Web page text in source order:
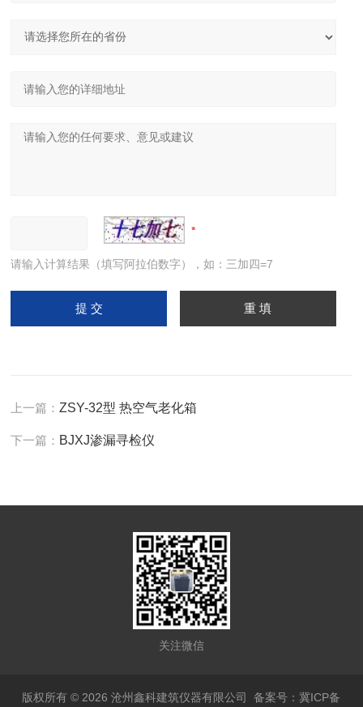
请输入计算结果（填写阿拉伯数字），如：三加四=7
上一篇：ZSY-32型 热空气老化箱
下一篇： BJXJ渗漏寻检仪
关注微信
版权所有 © 2026 沧州鑫科建筑仪器有限公司备案号：冀ICP备